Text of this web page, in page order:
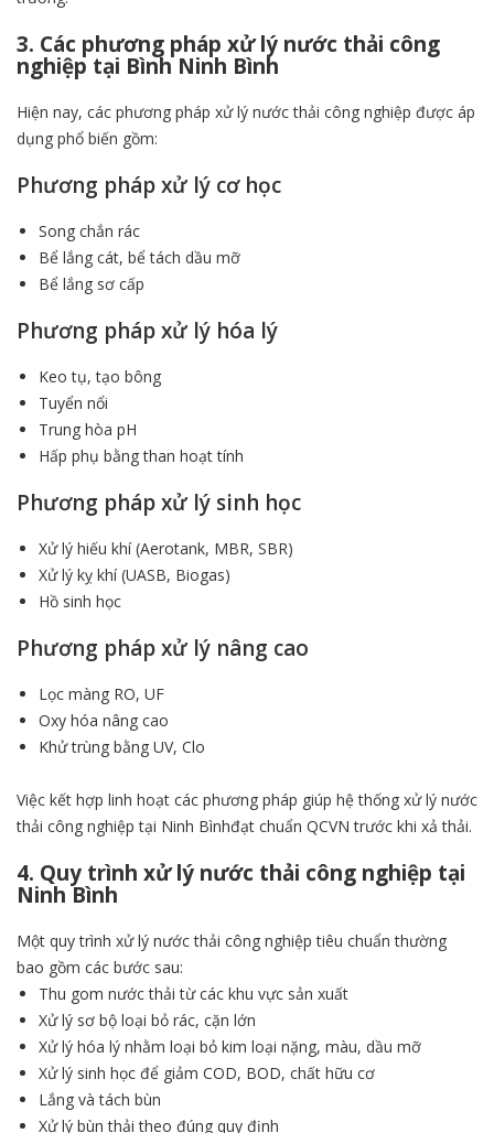
3. Các phương pháp xử lý nước thải công
nghiệp tại Bình Ninh Bình
Hiện nay, các phương pháp xử lý nước thải công nghiệp được áp
dụng phổ biến gồm:
Phương pháp xử lý cơ học
Song chắn rác
Bể lắng cát, bể tách dầu mỡ
Bể lắng sơ cấp
Phương pháp xử lý hóa lý
Keo tụ, tạo bông
Tuyển nổi
Trung hòa pH
Hấp phụ bằng than hoạt tính
Phương pháp xử lý sinh học
Xử lý hiếu khí (Aerotank, MBR, SBR)
Xử lý kỵ khí (UASB, Biogas)
Hồ sinh học
Phương pháp xử lý nâng cao
Lọc màng RO, UF
Oxy hóa nâng cao
Khử trùng bằng UV, Clo
Việc kết hợp linh hoạt các phương pháp giúp hệ thống xử lý nước
thải công nghiệp tại Ninh Bìnhđạt chuẩn QCVN trước khi xả thải.
4. Quy trình xử lý nước thải công nghiệp tại
Ninh Bình
Một quy trình xử lý nước thải công nghiệp tiêu chuẩn thường
bao gồm các bước sau:
Thu gom nước thải từ các khu vực sản xuất
Xử lý sơ bộ loại bỏ rác, cặn lớn
Xử lý hóa lý nhằm loại bỏ kim loại nặng, màu, dầu mỡ
Xử lý sinh học để giảm COD, BOD, chất hữu cơ
Lắng và tách bùn
Xử lý bùn thải theo đúng quy định